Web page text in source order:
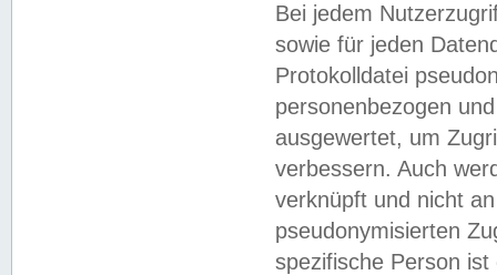
Bei jedem
sowie für jeden
Protokolldatei
personenbezogen
ausgewertet, um
verbessern. Auch
verknüpft und nicht
pseudonymisierten
spezifische Person